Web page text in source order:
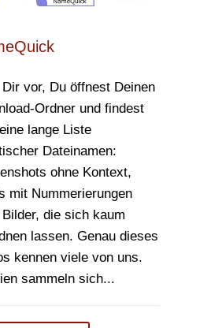
vor, Du öffnest Deinen
Ordner und findest
lange Liste
Dateinamen:
ohne Kontext,
mit Nummerierungen
die sich kaum
lassen. Genau dieses
kennen viele von uns.
sammeln sich...